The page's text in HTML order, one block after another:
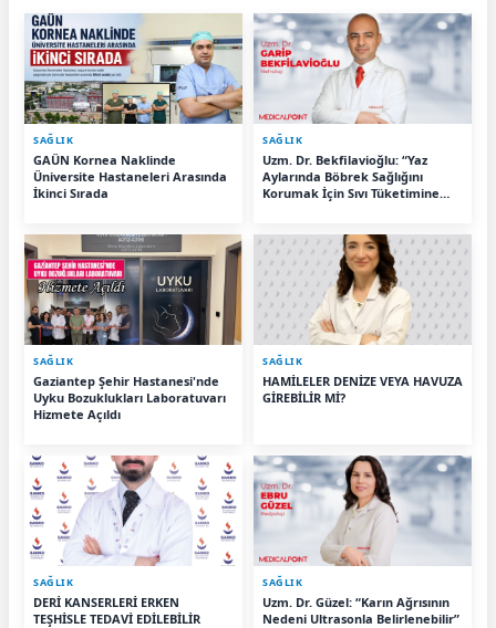
SAĞLIK
GAÜN Kornea Naklinde
Üniversite Hastaneleri Arasında
İkinci Sırada
SAĞLIK
Uzm. Dr. Bekfilavioğlu: “Yaz
Aylarında Böbrek Sağlığını
Korumak İçin Sıvı Tüketimine
SAĞLIK
Gaziantep Şehir Hastanesi'nde
Uyku Bozuklukları Laboratuvarı
Hizmete Açıldı
SAĞLIK
HAMİLELER DENİZE VEYA HAVUZA
GİREBİLİR Mİ?
SAĞLIK
DERİ KANSERLERİ ERKEN
TEŞHİSLE TEDAVİ EDİLEBİLİR
SAĞLIK
Uzm. Dr. Güzel: “Karın Ağrısının
Nedeni Ultrasonla Belirlenebilir”